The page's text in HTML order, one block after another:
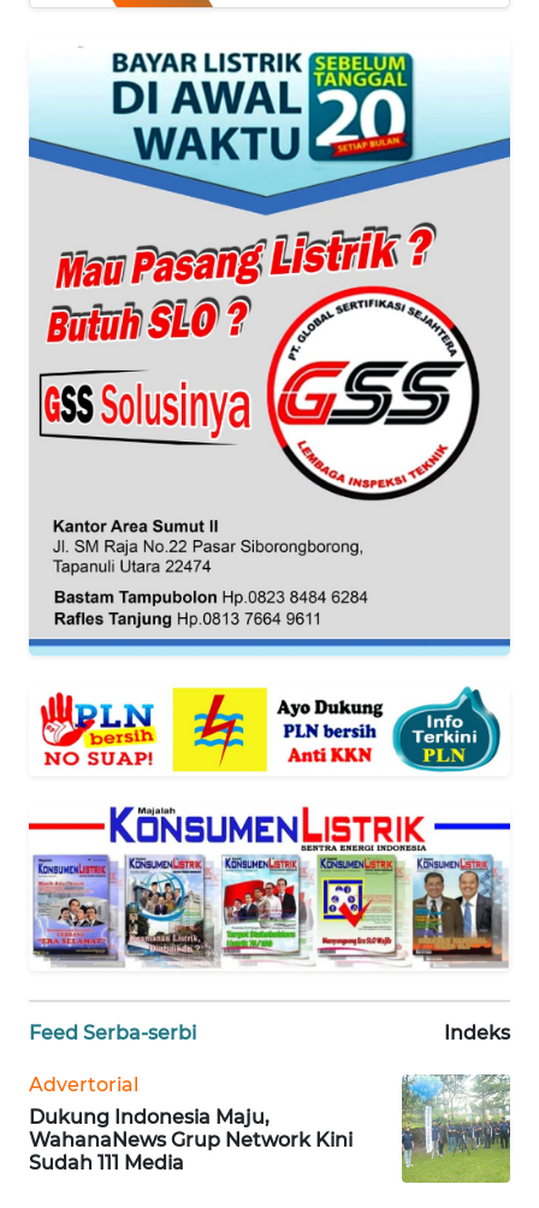
Feed Serba-serbi Indeks
Advertorial
Dukung Indonesia Maju,
WahanaNews Grup Network Kini
Sudah 111 Media
PEDOMAN
REDAKSI
DISCLAIMER
Wahana
News
Regional
WN
JAKARTA
WN
JABAR
WN
BANTEN
WN
KEPRI
WN
PAPUA
BARAT